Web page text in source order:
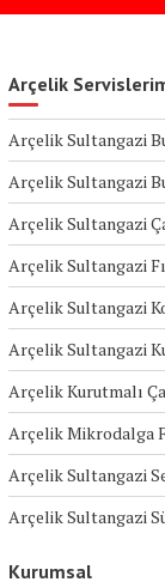
Arçelik
Arçelik Sultangazi
Arçelik Sultangazi
Arçelik Sultangazi
Arçelik Sultangazi
Arçelik Sultangazi
Arçelik Sultangazi
Arçelik Kurutmalı
Arçelik Mikrodalga
Arçelik Sultangazi
Arçelik Sultangazi
Kurumsal